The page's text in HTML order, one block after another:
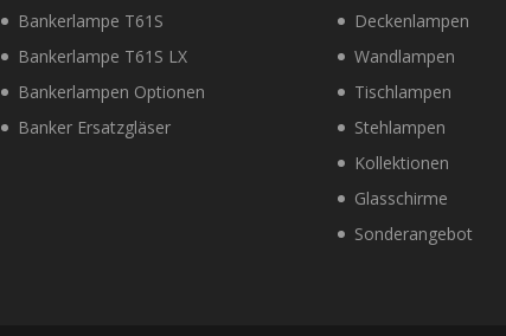
Bankerlampe T61S
Bankerlampe T61S LX
Bankerlampen Optionen
Banker Ersatzgläser
Deckenlampen
Wandlampen
Tischlampen
Stehlampen
Kollektionen
Glasschirme
Sonderangebot